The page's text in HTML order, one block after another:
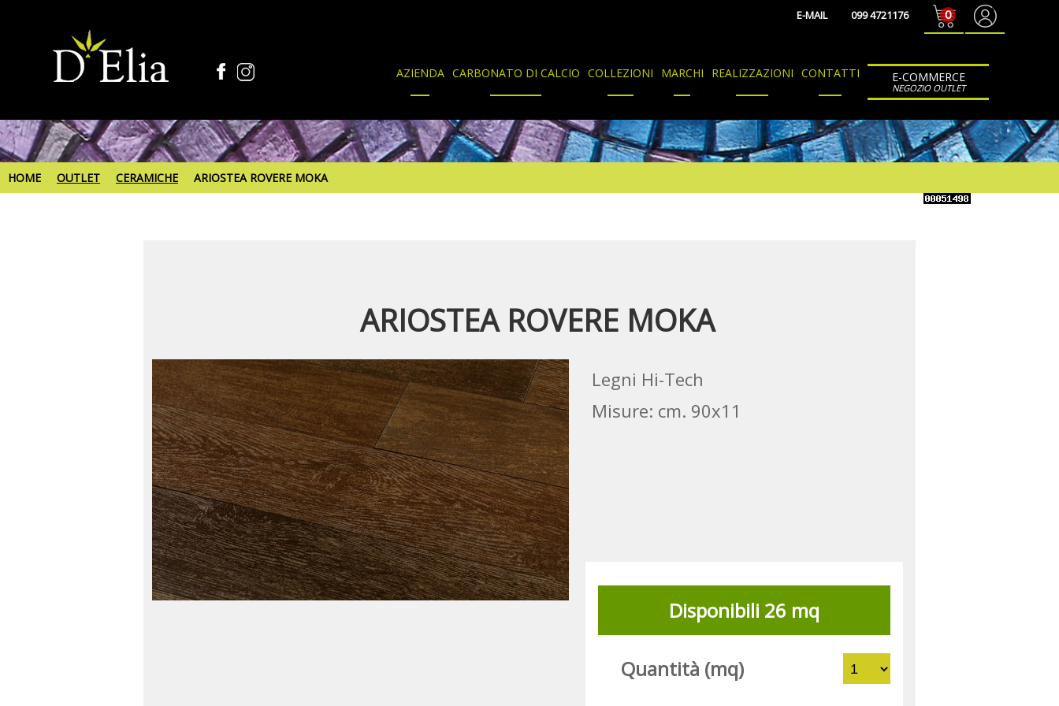
AZIENDA CARBONATO DI CALCIO COLLEZIONI MARCHI REALIZZAZIONI CONTATTI E-COMMERCE
NEGOZIO OUTLET
E-MAIL 099 4721176 0
HOME OUTLET CERAMICHE ARIOSTEA ROVERE MOKA
ARIOSTEA ROVERE MOKA
Legni Hi-Tech
Misure: cm. 90x11
Disponibili 26 mq
Quantità (mq)